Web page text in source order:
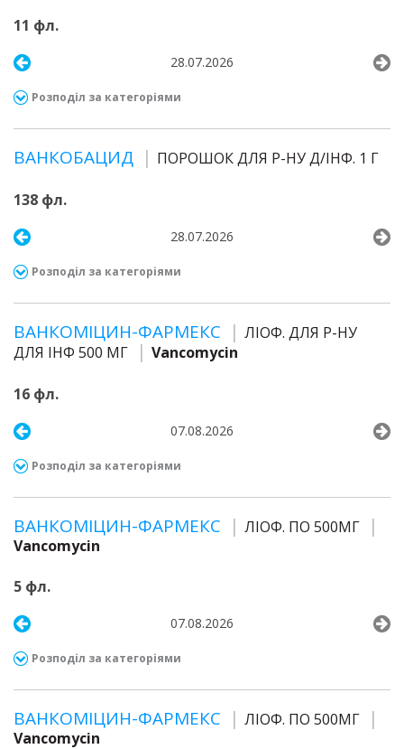
11 фл.
28.07.2026
Розподіл за категоріями
ВАНКОБАЦИД ПОРОШОК ДЛЯ Р-НУ Д/ІНФ. 1 Г
138 фл.
28.07.2026
Розподіл за категоріями
ВАНКОМІЦИН-ФАРМЕКС
ЛІОФ. ДЛЯ Р-НУ
ДЛЯ ІНФ 500 МГ
Vancomycin
16 фл.
07.08.2026
Розподіл за категоріями
ВАНКОМІЦИН-ФАРМЕКС
ЛІОФ. ПО 500МГ
Vancomycin
5 фл.
07.08.2026
Розподіл за категоріями
ВАНКОМІЦИН-ФАРМЕКС
ЛІОФ. ПО 500МГ
Vancomycin